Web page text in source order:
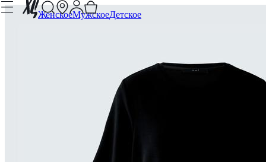
ЖенскоеМужскоеДетское